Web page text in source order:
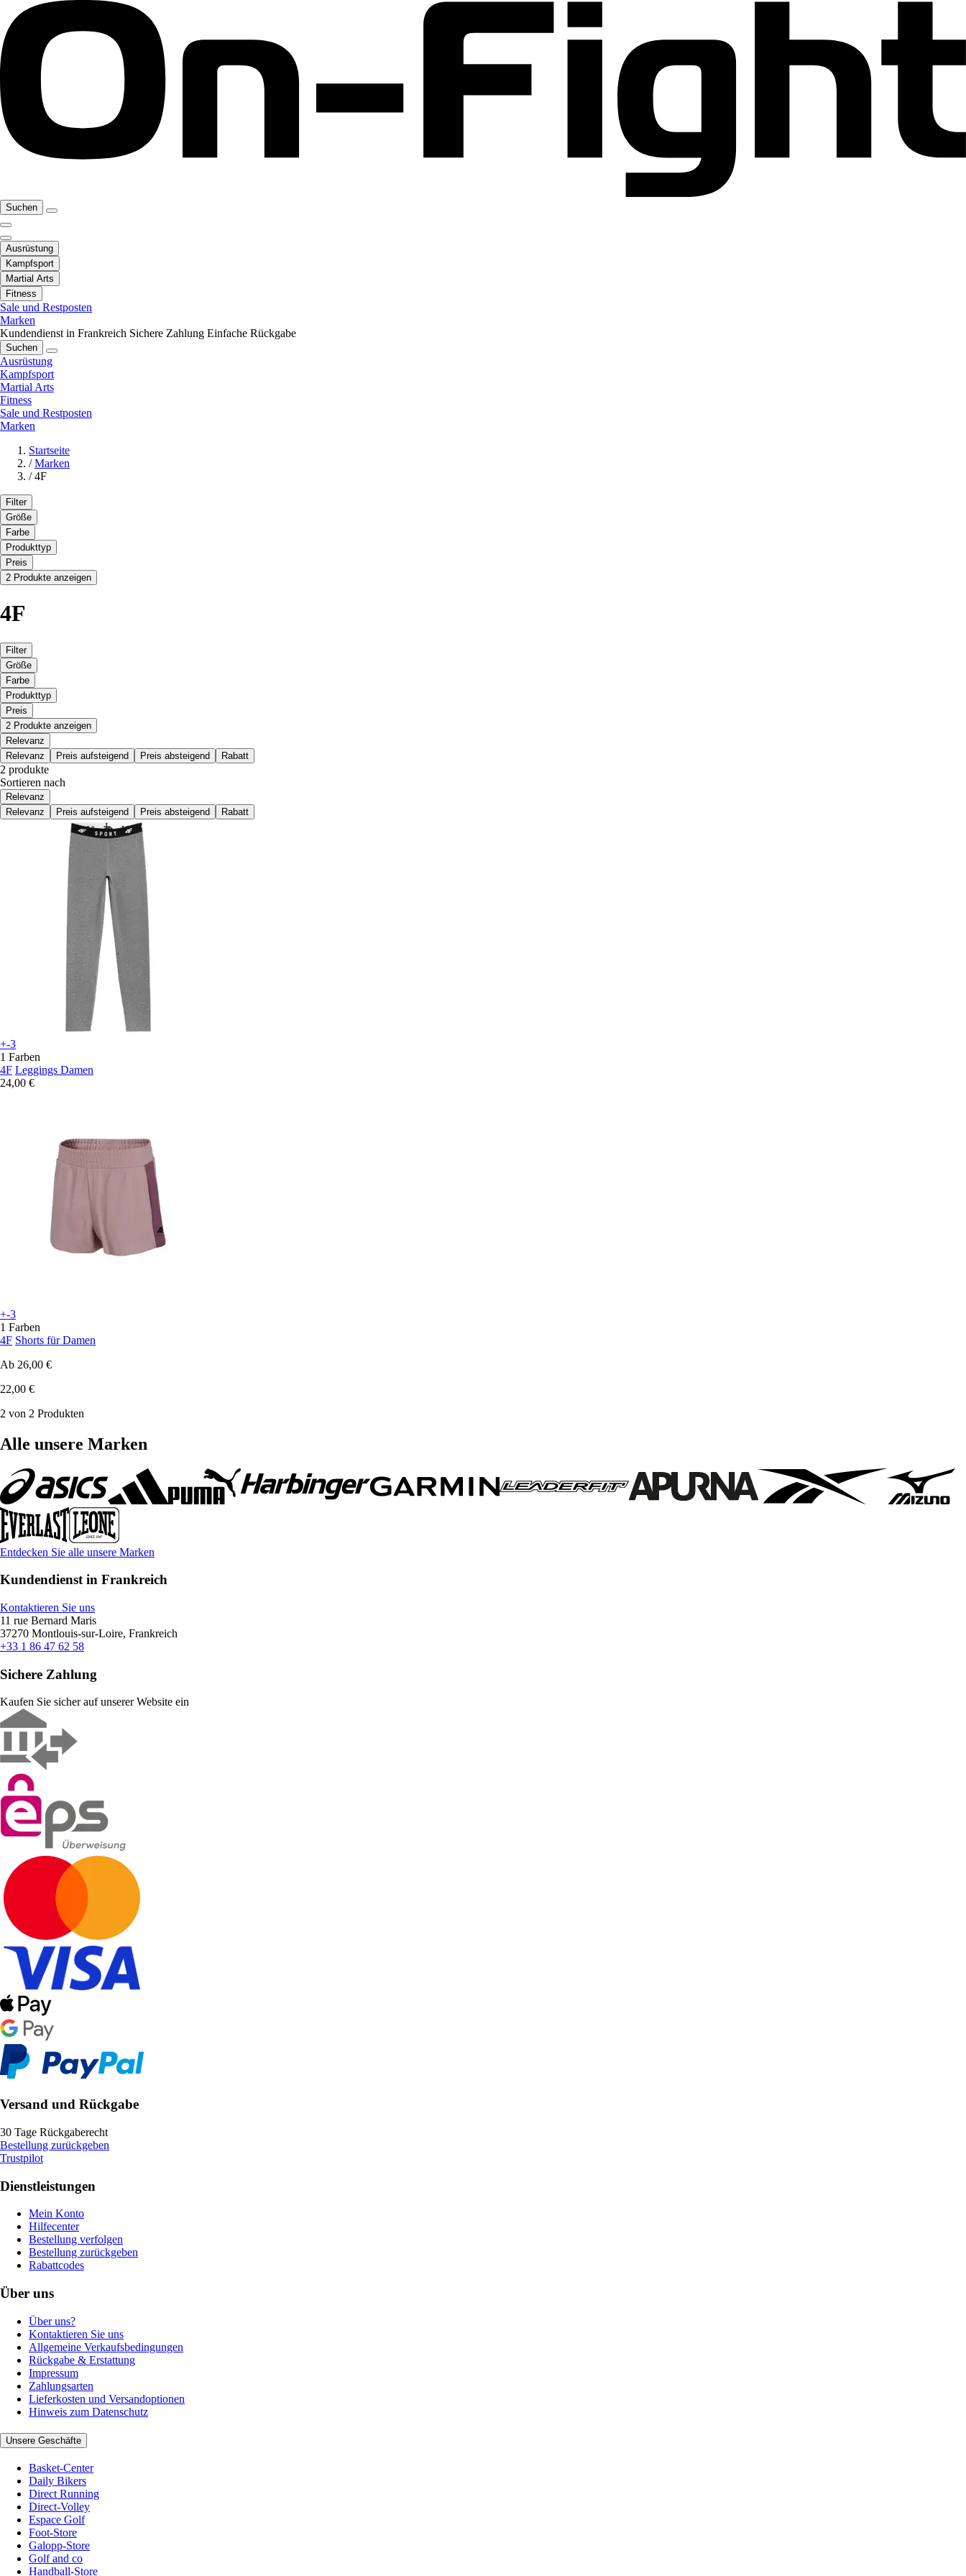
Suchen
Ausrüstung
Kampfsport
Martial Arts
Fitness
Sale und Restposten
Marken
Kundendienst in Frankreich Sichere Zahlung Einfache Rückgabe
Suchen
Ausrüstung
Kampfsport
Martial Arts
Fitness
Sale und Restposten
Marken
Startseite
/ Marken
/ 4F
Filter
Größe
Farbe
Produkttyp
Preis
2 Produkte anzeigen
4F
Filter
Größe
Farbe
Produkttyp
Preis
2 Produkte anzeigen
Relevanz
Relevanz
Preis aufsteigend Preis absteigend Rabatt
2 produkte
Sortieren nach
Relevanz
Relevanz
Preis aufsteigend Preis absteigend Rabatt
+-3
1 Farben
4F Leggings Damen
24,00 €
+-3
1 Farben
4F Shorts für Damen
Ab 26,00 €
22,00 €
2 von 2 Produkten
Alle unsere Marken
Entdecken Sie alle unsere Marken
Kundendienst in Frankreich
Kontaktieren Sie uns
11 rue Bernard Maris
37270 Montlouis-sur-Loire, Frankreich
+33 1 86 47 62 58
Sichere Zahlung
Kaufen Sie sicher auf unserer Website ein
Versand und Rückgabe
30 Tage Rückgaberecht
Bestellung zurückgeben
Trustpilot
Dienstleistungen
Mein Konto
Hilfecenter
Bestellung verfolgen
Bestellung zurückgeben
Rabattcodes
Über uns
Über uns?
Kontaktieren Sie uns
Allgemeine Verkaufsbedingungen
Rückgabe & Erstattung
Impressum
Zahlungsarten
Lieferkosten und Versandoptionen
Hinweis zum Datenschutz
Unsere Geschäfte
Basket-Center
Daily Bikers
Direct Running
Direct-Volley
Espace Golf
Foot-Store
Galopp-Store
Golf and co
Handball-Store